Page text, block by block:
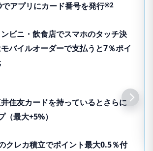
アプリにカード番号を発行※2
ビニ・飲食店でスマホのタッチ決
バイルオーダーで支払うと7％ポイ
住友カードを持っているとさらに
（最大+5%）
クレカ積立でポイント最大0.5％付